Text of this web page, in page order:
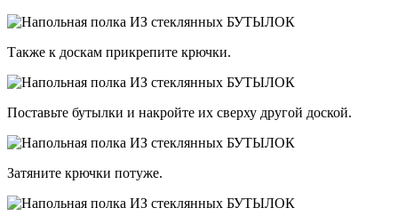
Также к доскам прикрепите крючки.
Поставьте бутылки и накройте их сверху другой доской.
Затяните крючки потуже.